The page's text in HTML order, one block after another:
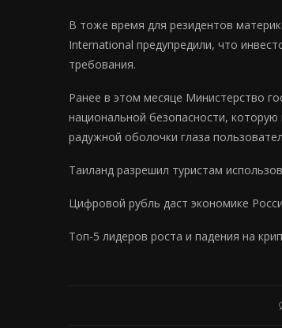
В тоже время для резидентов
International предупредили, что
требования.
Ранее в этом месяце Министерство
национальной безопасности,
радужной оболочки глаза
Таиланд разрешил туристам
Цифровой рубль даст экономике
Топ-5 лидеров роста и падения на